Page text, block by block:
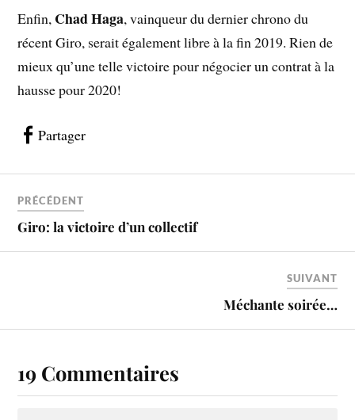
Enfin, Chad Haga, vainqueur du dernier chrono du
récent Giro, serait également libre à la fin 2019. Rien de
mieux qu’une telle victoire pour négocier un contrat à la
hausse pour 2020!
Partager
PRÉCÉDENT
Giro: la victoire d’un collectif
SUIVANT
Méchante soirée…
19 Commentaires